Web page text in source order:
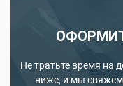
Не тратьте время на
ниже, и мы